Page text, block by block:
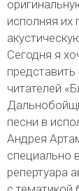
исполняя их
Сегодня я
читателей
песни в
Андрея
специально
репертуара